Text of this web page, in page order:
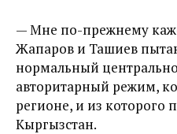
— Мне по-прежнему
Жапаров и Ташиев
нормальный
авторитарный режим,
регионе, и из которого
Кыргызстан.